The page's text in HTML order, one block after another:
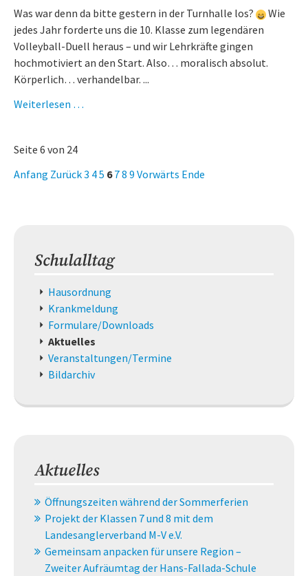
–
Berufsorientierung
im
Speed-
Dating-
Was war denn da bitte gestern in der Turnhalle los?
Wie
jedes Jahr forderte uns die 10. Klasse zum legendären
Volleyball-Duell heraus – und wir Lehrkräfte gingen
hochmotiviert an den Start. Also… moralisch absolut.
Körperlich… verhandelbar. ...
Weiterlesen …
Hüftsuche
da
gestern
los?
Seite 6 von 24
Anfang Zurück3 45 6 78 9 Vorwärts Ende
Schulalltag
Navigation
überspringen
Hausordnung
Krankmeldung
Formulare/Downloads
Aktuelles
Veranstaltungen/Termine
Bildarchiv
Aktuelles
Öffnungszeiten während der Sommerferien
Projekt der Klassen 7 und 8 mit dem
Landesanglerverband M-V e.V.
Gemeinsam anpacken für unsere Region –
Zweiter Aufräumtag der Hans-Fallada-Schule